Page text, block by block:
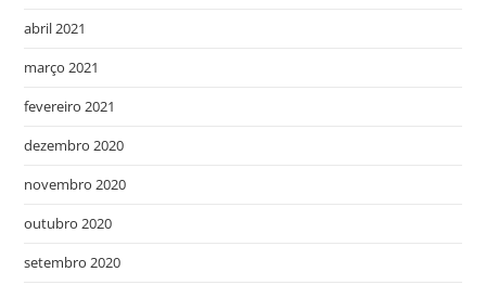
abril 2021
março 2021
fevereiro 2021
dezembro 2020
novembro 2020
outubro 2020
setembro 2020